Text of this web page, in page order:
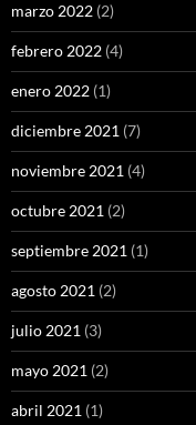
marzo 2022 (2)
febrero 2022 (4)
enero 2022 (1)
diciembre 2021 (7)
noviembre 2021 (4)
octubre 2021 (2)
septiembre 2021 (1)
agosto 2021 (2)
julio 2021 (3)
mayo 2021 (2)
abril 2021 (1)